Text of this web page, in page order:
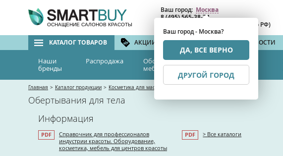
ОСНАЩЕНИЕ САЛОНОВ КРАСОТЫ
Ваш город: Москва
Ваш город - Москва?
ДА, ВСЕ ВЕРНО
ДРУГОЙ ГОРОД
8 (495) 565-38-74
(бесплатный по РФ)
КАТАЛОГ ТОВАРОВ АКЦИИ И СКИДКИ БРЕНДЫ НОВОСТИ
Наши
бренды
Распродажа
Оборудование и
мебель
Эстетическая
медицина
Главная > Каталог продукции > Косметика для массажистов
Обертывания для тела
Информация
Справочник для профессионалов
индустрии красоты. Оборудование,
косметика, мебель для центров красоты
> Все каталоги